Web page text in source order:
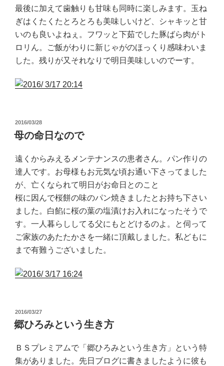
最後に加えて歯触りも甘味も同時に楽しみます。玉ね
ぎはくたくたとろとろも美味しいけど、シャキッと甘
いのも良いよねぇ。フワッと下茹でした豚ばら肉がト
ロリん。ご飯がわりに新じゃがのほっくり感味わいま
した。残りが又それなりで明日美味しいのでーす。
投
稿
日:
2016/03/28
母の命日なので
遠くからみえるメンテナンスの患者さん。パン作りの
達人です。お母様もお元気な頃お通い下さってました
が、亡くなられて明日がお命日とのこと
桜に因んで桜餅の味のパン焼きましたとお持ち下さい
ました。白餡に桜の葉の塩漬けお入れになったそうで
す。一人暮らししてる父にもとどけるのよ。と伺って
ご家族のあたたかさを一緒に頂戴しました。私どもに
まで有難うございました。
投
稿
日:
2016/03/27
郷ひろみという生き方
ＢＳプレミアムで「郷ひろみという生き方」という特
集がありました。先日ブログに書きましたように彼も